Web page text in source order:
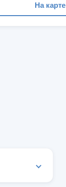
На карте